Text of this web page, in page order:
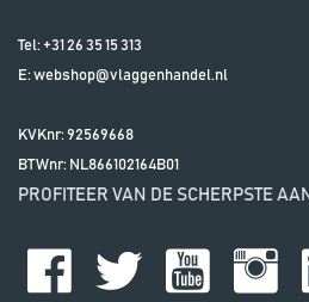
Tel: +31 26 35 15 313
E:webshop@vlaggenhandel.nl
KVKnr: 92569668
BTWnr: NL866102164B01
PROFITEER VAN DE SCHERPSTE